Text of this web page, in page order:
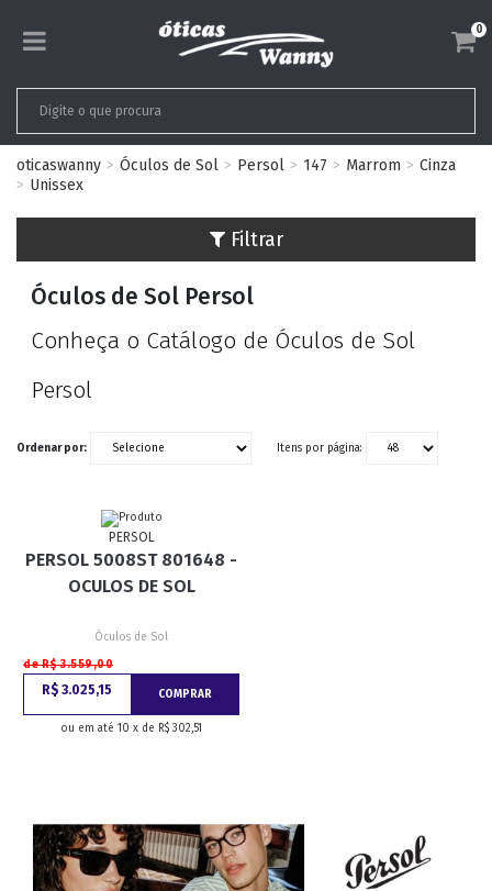
0
oticaswanny Óculos de Sol Persol 147 Marrom
Cinza
Unissex
Filtrar
Óculos de Sol Persol
Conheça o Catálogo de Óculos de Sol
Persol
Ordenar por: Itens por página:
PERSOL
PERSOL 5008ST 801648 -
OCULOS DE SOL
Óculos de Sol
de R$ 3.559,00
R$ 3.025,15 COMPRAR
ou em até 10 x de R$ 302,51